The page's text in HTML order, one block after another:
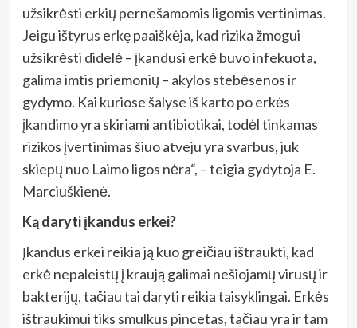
užsikrėsti erkių pernešamomis ligomis vertinimas.
Jeigu ištyrus erkę paaiškėja, kad rizika žmogui
užsikrėsti didelė – įkandusi erkė buvo infekuota,
galima imtis priemonių – akylos stebėsenos ir
gydymo. Kai kuriose šalyse iš karto po erkės
įkandimo yra skiriami antibiotikai, todėl tinkamas
rizikos įvertinimas šiuo atveju yra svarbus, juk
skiepų nuo Laimo ligos nėra“, – teigia gydytoja E.
Marciuškienė.
Ką daryti įkandus erkei?
Įkandus erkei reikia ją kuo greičiau ištraukti, kad
erkė nepaleistų į kraują galimai nešiojamų virusų ir
bakterijų, tačiau tai daryti reikia taisyklingai. Erkės
ištraukimui tiks smulkus pincetas, tačiau yra ir tam